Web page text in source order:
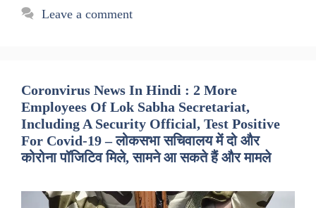
Leave a comment
Coronvirus News In Hindi : 2 More
Employees Of Lok Sabha Secretariat,
Including A Security Official, Test Positive
For Covid-19 – लोकसभा सचिवालय में दो और
कोरोना पॉजिटिव मिले, सामने आ सकते हैं और मामले